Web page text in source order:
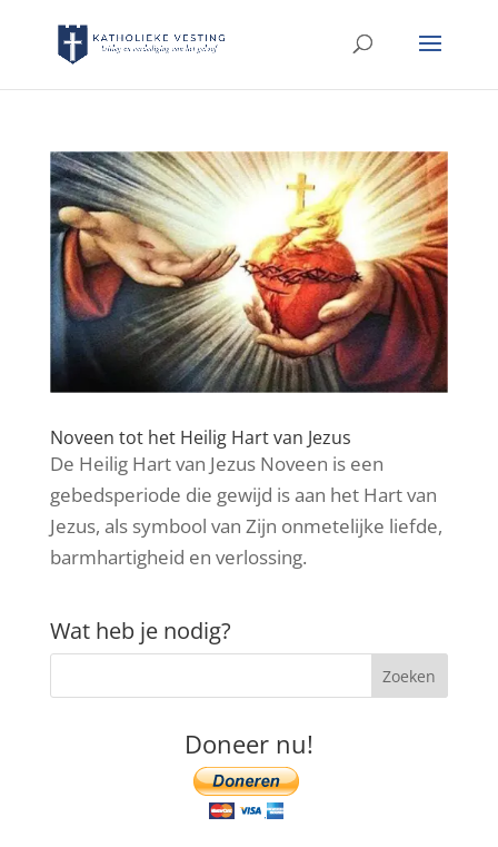
Noveen tot het Heilig Hart van Jezus
De Heilig Hart van Jezus Noveen is een
gebedsperiode die gewijd is aan het Hart van
Jezus, als symbool van Zijn onmetelijke liefde,
barmhartigheid en verlossing.
Wat heb je nodig?
Doneer nu!